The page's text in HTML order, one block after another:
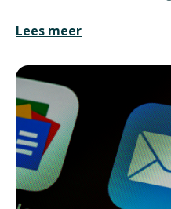
de gehele service wordt
Klantcommunicatie kan
visitekaartje voor je
Cloud oplossing
Management) kan je hier
Lees meer